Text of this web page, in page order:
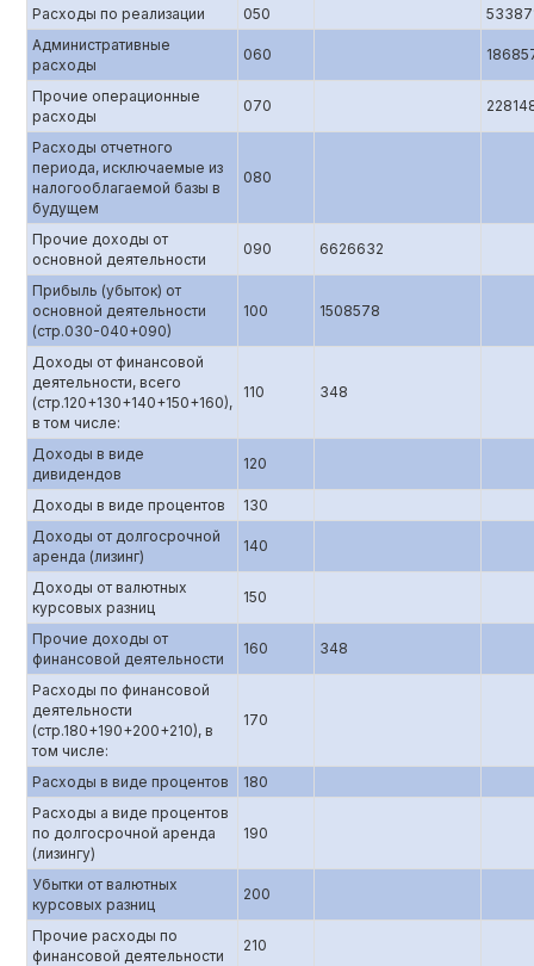
Расходы по реализации 050
Административные
расходы
060
Прочие операционные
расходы
070
Расходы отчетного
периода, исключаемые из
налогооблагаемой базы в
будущем
080
Прочие доходы от
основной деятельности
090 6626632
Прибыль (убыток) от
основной деятельности
(стр.0З0-040+090)
100 1508578
Доходы от финансовой
деятельности, всего
(стр.120+130+140+150+160),
в том числе:
110 348
Доходы в виде
дивидендов
120
Доходы в виде процентов
130
Доходы от долгосрочной
аренда (лизинг)
140
Доходы от валютных
курсовых разниц
150
Прочие доходы от
финансовой деятельности
160 348
Расходы по финансовой
деятельности
(стр.180+190+200+210), в
том числе:
170
Расходы в виде процентов
180
Расходы а виде процентов
по долгосрочной аренда
(лизингу)
190
Убытки от валютных
курсовых разниц
200
Прочие расходы по
финансовой деятельности
210